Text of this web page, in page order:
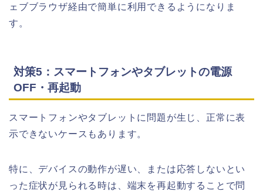
ェブブラウザ経由で簡単に利用できるようになりま
す。
対策5：スマートフォンやタブレットの電源
OFF・再起動
スマートフォンやタブレットに問題が生じ、正常に表
示できないケースもあります。
特に、デバイスの動作が遅い、または応答しないとい
った症状が見られる時は、端末を再起動することで問